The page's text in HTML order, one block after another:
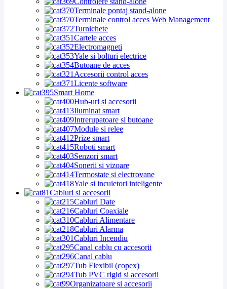
Terminale pontaj stand-alone
Terminale control acces Web Management
Turnichete
Cartele acces
Electromagneti
Yale si bolturi electrice
Butoane de acces
Accesorii control acces
Licente software
Smart Home
Hub-uri si accesorii
Iluminat smart
Intrerupatoare si butoane
Module si relee
Prize smart
Roboti smart
Senzori smart
Sonerii si vizoare
Termostate si electrovane
Yale si incuietori inteligente
Cabluri si accesorii
Cabluri Date
Cabluri Coaxiale
Cabluri Alimentare
Cabluri Alarma
Cabluri Incendiu
Canal cablu cu accesorii
Canal cablu
Tub Flexibil (copex)
Tub PVC rigid si accesorii
Organizatoare si accesorii